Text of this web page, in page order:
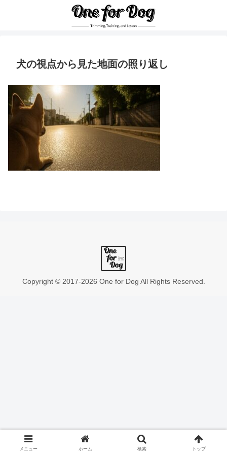
犬の視点から見た地面の照り返し
Copyright © 2017-2026 One for Dog All Rights Reserved.
メニュー ホーム 検索 トップ